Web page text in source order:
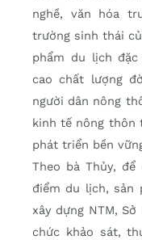
nghề, văn hóa
trường sinh thái
phẩm du lịch
cao chất lượng
người dân nông
kinh tế nông thôn
phát triển bền
Theo bà Thủy,
điểm du lịch, sản
xây dựng NTM,
chức khảo sát,